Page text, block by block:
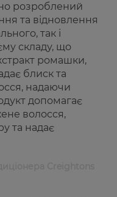
розроблений
та відновлення
так і
складу, що
ромашки,
блиск та
надаючи
допомагає
волосся,
та надає